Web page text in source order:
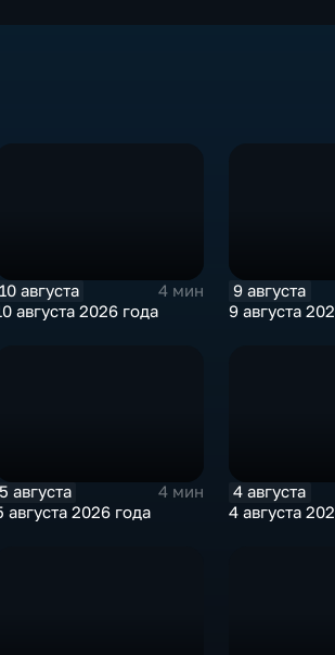
10 августа
4 мин
августа 2026 года
9 августа
9 августа
5 августа
4 мин
августа 2026 года
4 августа
4 августа